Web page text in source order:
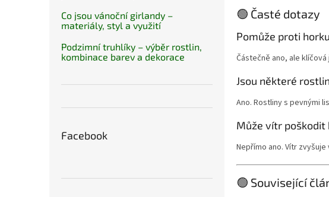
Co jsou vánoční girlandy –
materiály, styl a využití
Podzimní truhlíky – výběr rostlin,
kombinace barev a dekorace
Facebook
🟢 Časté dotazy
Pomůže proti
Částečně ano, ale
Jsou některé
Ano. Rostliny s pevnými
Může vítr
Nepřímo ano. Vítr
🟢 Související